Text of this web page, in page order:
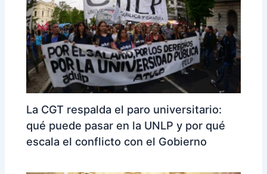
La CGT respalda el paro universitario:
qué puede pasar en la UNLP y por qué
escala el conflicto con el Gobierno